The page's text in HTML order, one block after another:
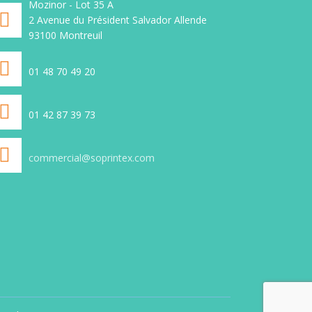
code
sur
(sur
direct, étiquettes personnalisées,
étiquette logiciel, étiquettes code
barre, étiquette transport,
Mozinor - Lot 35 A
2 Avenue du Président Salvador Allende
93100 Montreuil
01 48 70 49 20
01 42 87 39 73
commercial@soprintex.com